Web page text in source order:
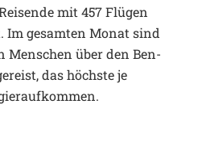
mit 457 Flügen
Im gesamten Monat sind
über den Ben-
das höchste je